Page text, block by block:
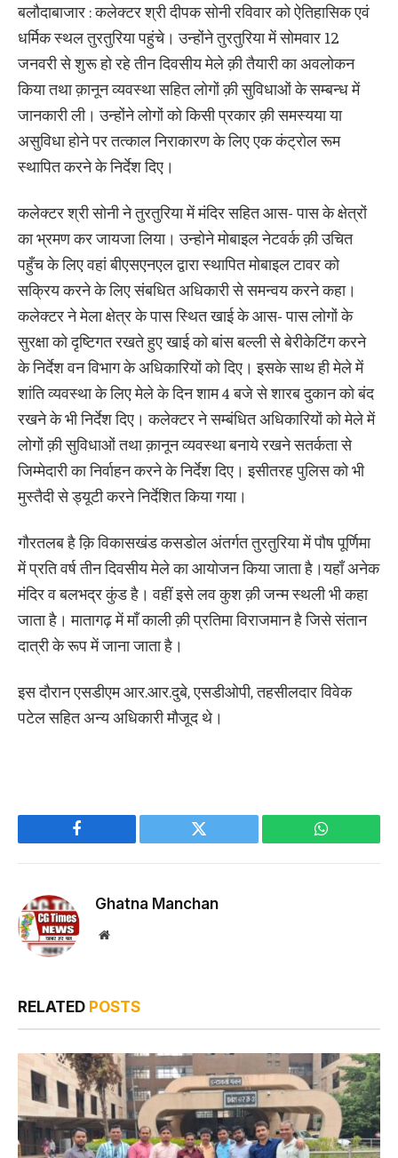
बलौदाबाजार : कलेक्टर श्री दीपक सोनी रविवार को ऐतिहासिक एवं
धर्मिक स्थल तुरतुरिया पहुंचे। उन्होंने तुरतुरिया में सोमवार 12
जनवरी से शुरू हो रहे तीन दिवसीय मेले क़ी तैयारी का अवलोकन
किया तथा क़ानून व्यवस्था सहित लोगों क़ी सुविधाओं के सम्बन्ध में
जानकारी ली। उन्होंने लोगों को किसी प्रकार क़ी समस्यया या
असुविधा होने पर तत्काल निराकारण के लिए एक कंट्रोल रूम
स्थापित करने के निर्देश दिए।
कलेक्टर श्री सोनी ने तुरतुरिया में मंदिर सहित आस- पास के क्षेत्रों
का भ्रमण कर जायजा लिया। उन्होने मोबाइल नेटवर्क क़ी उचित
पहुँच के लिए वहां बीएसएनएल द्वारा स्थापित मोबाइल टावर को
सक्रिय करने के लिए संबधित अधिकारी से समन्वय करने कहा।
कलेक्टर ने मेला क्षेत्र के पास स्थित खाई के आस- पास लोगों के
सुरक्षा को दृष्टिगत रखते हुए खाई को बांस बल्ली से बेरीकेटिंग करने
के निर्देश वन विभाग के अधिकारियों को दिए। इसके साथ ही मेले में
शांति व्यवस्था के लिए मेले के दिन शाम 4 बजे से शारब दुकान को बंद
रखने के भी निर्देश दिए। कलेक्टर ने सम्बंधित अधिकारियों को मेले में
लोगों क़ी सुविधाओं तथा क़ानून व्यवस्था बनाये रखने सतर्कता से
जिम्मेदारी का निर्वाहन करने के निर्देश दिए। इसीतरह पुलिस को भी
मुस्तैदी से ड्यूटी करने निर्देशित किया गया।
गौरतलब है क़ि विकासखंड कसडोल अंतर्गत तुरतुरिया में पौष पूर्णिमा
में प्रति वर्ष तीन दिवसीय मेले का आयोजन किया जाता है।यहाँ अनेक
मंदिर व बलभद्र कुंड है। वहीं इसे लव कुश क़ी जन्म स्थली भी कहा
जाता है। मातागढ़ में माँ काली क़ी प्रतिमा विराजमान है जिसे संतान
दात्री के रूप में जाना जाता है।
इस दौरान एसडीएम आर.आर.दुबे, एसडीओपी, तहसीलदार विवेक
पटेल सहित अन्य अधिकारी मौजूद थे।
Facebook Twitter WhatsApp
Ghatna Manchan
Website
RELATED POSTS